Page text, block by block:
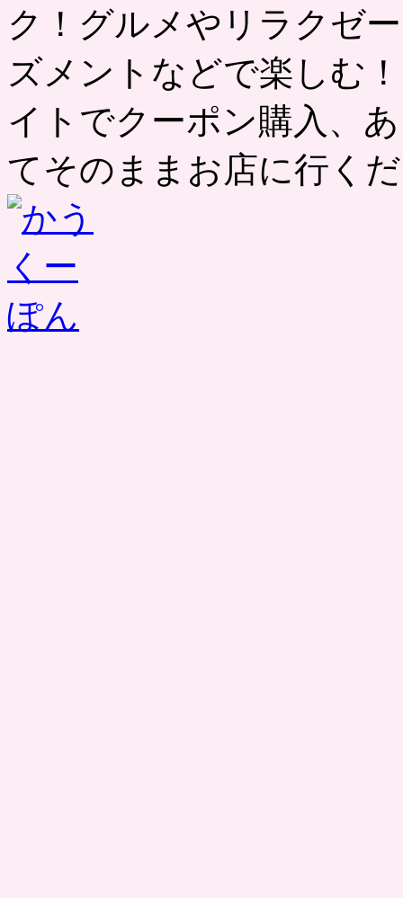
ク！グルメやリラクゼ
ズメントなどで楽しむ
イトでクーポン購入、
てそのままお店に行く